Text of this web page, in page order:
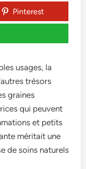
Pinterest
usages, la
trésors
graines
qui peuvent
et petits
méritait une
de soins naturels